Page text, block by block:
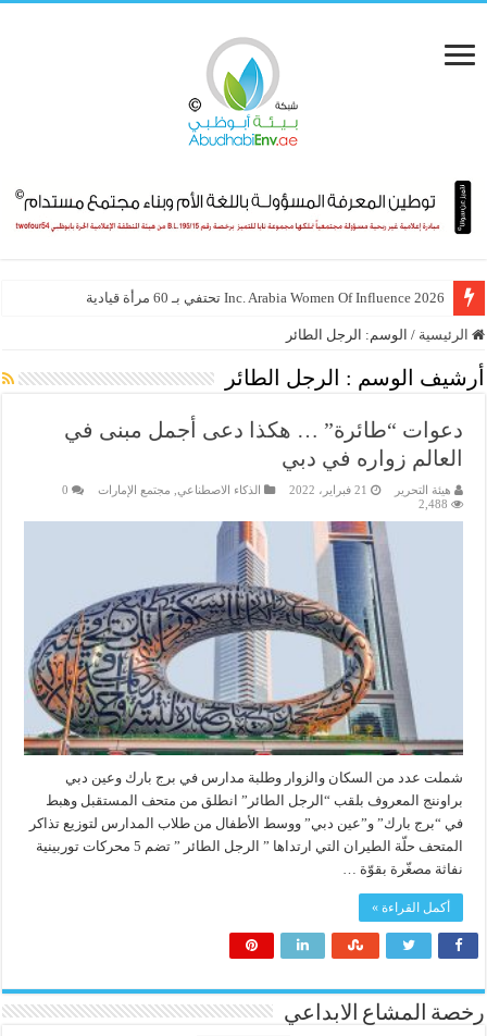
Inc. Arabia Women Of Influence 2026 تحتفي بـ 60 مرأة قيادية
الرئيسية / الوسم: الرجل الطائر
أرشيف الوسم : الرجل الطائر
دعوات “طائرة” … هكذا دعى أجمل مبنى في
العالم زواره في دبي
هيئة التحرير 21 فبراير، 2022 الذكاء الاصطناعي مجتمع الإمارات
0
2,488
شملت عدد من السكان والزوار وطلبة مدارس في برج بارك وعين دبي
براوننج المعروف بلقب “الرجل الطائر” انطلق من متحف المستقبل وهبط
في “برج بارك” و”عين دبي” ووسط الأطفال من طلاب المدارس لتوزيع تذاكر
المتحف حلّة الطيران التي ارتداها ” الرجل الطائر ” تضم 5 محركات توربينية
نفاثة مصغّرة بقوّة …
أكمل القراءة »
رخصة المشاع الابداعي